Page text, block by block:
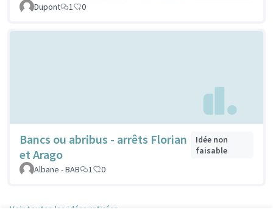
Dupont
1 0
Bancs ou abribus - arrêts Florian
et Arago
Idée non
faisable
Albane - BAB
1 0
Voir toutes les idées retirées